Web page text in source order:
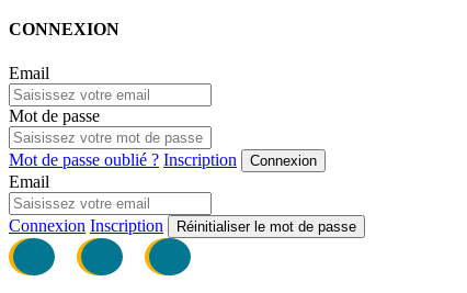
CONNEXION
Email
Mot de passe
Mot de passe oublié ? Inscription Connexion
Email
Connexion Inscription Réinitialiser le mot de passe